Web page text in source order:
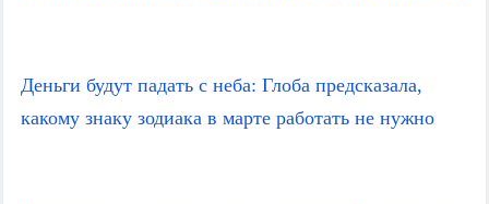
Деньги будут падать с неба: Глоба предсказала,
какому знаку зодиака в марте работать не нужно